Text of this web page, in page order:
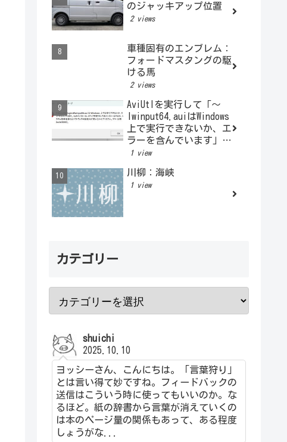
のジャッキアップ位置
2 views
車種固有のエンブレム：
フォードマスタングの駆
ける馬
2 views
AviUtlを実行して「～
lwinput64.auiはWindows
上で実行できないか、エ
ラーを含んでいます」と
表示されるとき
1 view
川柳：海峡
1 view
カテゴリー
shuichi
2025.10.10
ヨッシーさん、こんにちは。「言葉狩り」
とは言い得て妙ですね。フィードバックの
送信はこういう時に使ってもいいのか。な
るほど。紙の辞書から言葉が消えていくの
は本のページ量の関係もあって、ある程度
しょうがな...